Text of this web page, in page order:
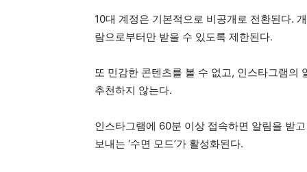
10대 계정은 기본적으로 비공개로 전환된다.
람으로부터만 받을 수 있도록 제한된다.
또 민감한 콘텐츠를 볼 수 없고, 인스타그램의
추천하지 않는다.
인스타그램에 60분 이상 접속하면 알림을 받
보내는 ‘수면 모드’가 활성화된다.